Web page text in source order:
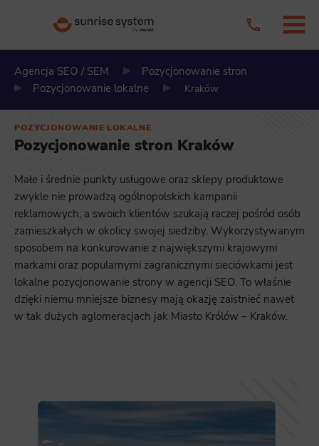
Agencja SEO / SEM
Pozycjonowanie stron
Pozycjonowanie lokalne
Kraków
POZYCJONOWANIE LOKALNE
Pozycjonowanie stron Kraków
Małe i średnie punkty usługowe oraz sklepy produktowe
zwykle nie prowadzą ogólnopolskich kampanii
reklamowych, a swoich klientów szukają raczej pośród osób
zamieszkałych w okolicy swojej siedziby. Wykorzystywanym
sposobem na konkurowanie z największymi krajowymi
markami oraz popularnymi zagranicznymi sieciówkami jest
lokalne pozycjonowanie strony w agencji SEO. To właśnie
dzięki niemu mniejsze biznesy mają okazję zaistnieć nawet
w tak dużych aglomeracjach jak Miasto Królów – Kraków.